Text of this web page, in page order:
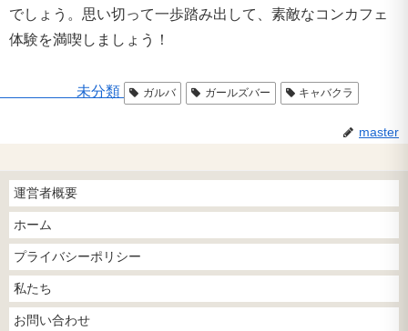
でしょう。思い切って一歩踏み出して、素敵なコンカフェ
体験を満喫しましょう！
未分類 ガルバ ガールズバー キャバクラ
master
運営者概要
ホーム
プライバシーポリシー
私たち
お問い合わせ